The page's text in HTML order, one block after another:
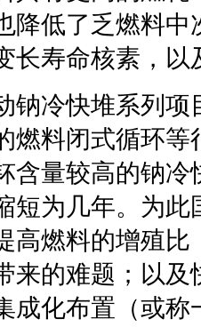
降低了乏燃料
长寿命核素，以
冷快堆系列项
燃料闭式循环
含量较高的钠
短为几年。为
高燃料的增殖
来的难题；以
成化布置（或